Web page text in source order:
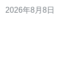
CN2与普通CDN CN2为面向国际高质量传输的骨
2026年8月8日